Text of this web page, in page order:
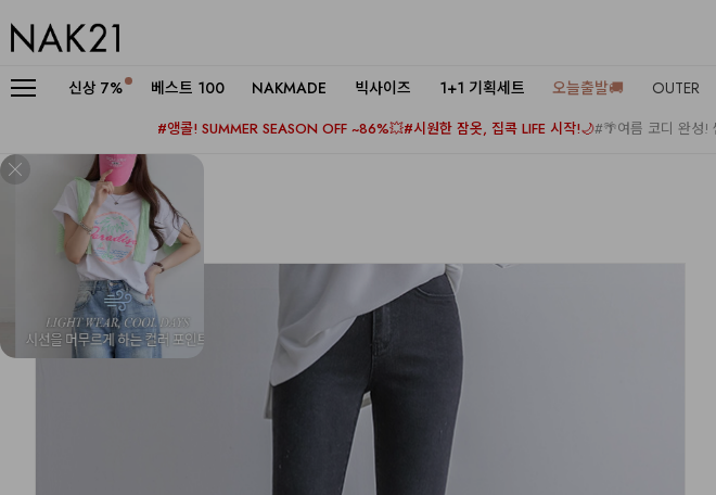
신상 7% 베스트 100 NAKMADE 빅사이즈 1+1 기획세트 오늘출발🚚 OUTER
#앵콜! SUMMER SEASON OFF ~86%💥#시원한 잠옷, 집콕 LIFE 시작!🌙#🌴여름 코디 완성!